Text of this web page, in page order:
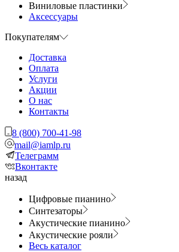
Виниловые пластинки
Аксессуары
Покупателям
Доставка
Оплата
Услуги
Акции
О нас
Контакты
8 (800) 700-41-98
mail@iamlp.ru
Телеграмм
Вконтакте
назад
Цифровые пианино
Синтезаторы
Акустические пианино
Акустические рояли
Весь каталог